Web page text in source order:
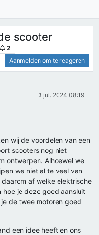
scooter
2
Aanmelden om te reageren
3 jul. 2024 08:19
wij de voordelen van een
scooters nog niet
ontwerpen. Alhoewel we
we niet al te veel van
af welke elektrische
je deze goed aansluit
de twee motoren goed
een idee heeft en ons